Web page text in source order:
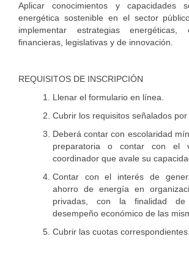
Aplicar conocimientos y capacidades
energética sostenible en el sector
implementar estrategias energéticas,
financieras, legislativas y de innovación.
REQUISITOS DE INSCRIPCIÓN
Llenar el formulario en línea.
Cubrir los requisitos señalados por
Deberá contar con escolaridad
preparatoria o contar con el
coordinador que avale su
Contar con el interés de
ahorro de energía en
privadas, con la finalidad de
desempeño económico de las
Cubrir las cuotas correspondientes.